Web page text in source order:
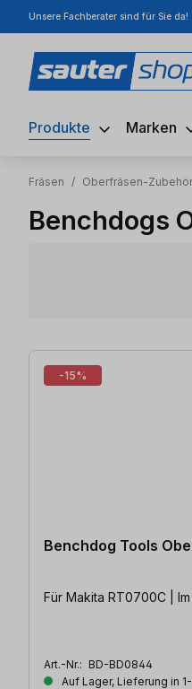
Hauptinhalt springen
Zur Suche springen
Zur Hauptnavigation
Unsere Fachberater sind für Sie da!
Produkte Marken
Fräsen / Oberfräsen-Zubehör
Benchdogs
14 Artikel gefunden
-15%
Benchdog Tools
Für Makita RT0700C |
Art.-Nr.: BD-BD0844
Auf Lager, Lieferung in